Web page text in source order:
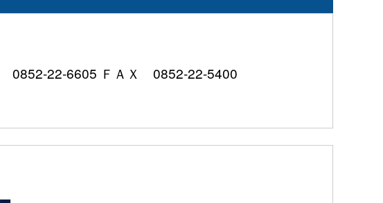
0852-22-6605 ＦＡＸ 0852-22-5400